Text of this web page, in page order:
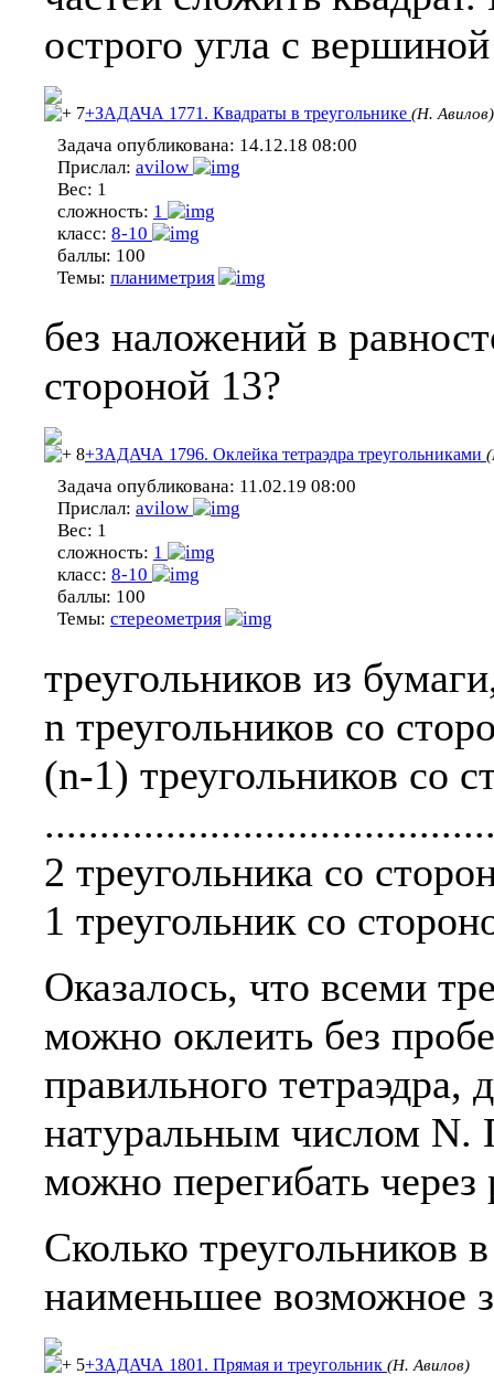
острого угла с
7+ЗАДАЧА 1771. Квадраты в треугольнике (Н. Авилов)
Задача опубликована: 14.12.18 08:00
Прислал: avilow
Вес: 1
сложность: 1
класс: 8-10
баллы: 100
Темы: планиметрия
без наложений в
стороной 13?
8+ЗАДАЧА 1796. Оклейка тетраэдра треугольниками
Задача опубликована: 11.02.19 08:00
Прислал: avilow
Вес: 1
сложность: 1
класс: 8-10
баллы: 100
Темы: стереометрия
треугольников из
n треугольников со
(n-1) треугольников со
2 треугольника со
1 треугольник со
Оказалось, что всеми
можно оклеить без
правильного тетраэдра,
натуральным числом N.
можно перегибать через
Сколько треугольников
наименьшее возможное
5+ЗАДАЧА 1801. Прямая и треугольник (Н. Авилов)